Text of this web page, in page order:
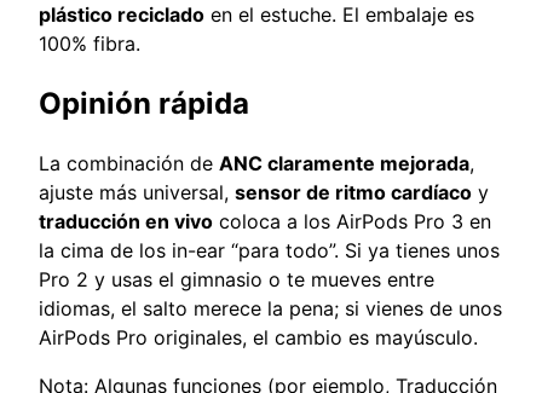
plástico reciclado en el estuche. El embalaje es
100% fibra.
Opinión rápida
La combinación de ANC claramente mejorada,
ajuste más universal, sensor de ritmo cardíaco y
traducción en vivo coloca a los AirPods Pro 3 en
la cima de los in-ear “para todo”. Si ya tienes unos
Pro 2 y usas el gimnasio o te mueves entre
idiomas, el salto merece la pena; si vienes de unos
AirPods Pro originales, el cambio es mayúsculo.
Nota: Algunas funciones (por ejemplo, Traducción